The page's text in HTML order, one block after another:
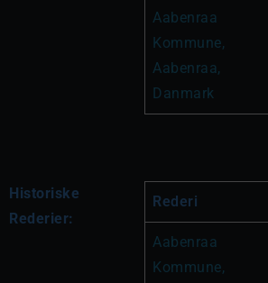
Aabenraa
Kommune,
Aabenraa,
Danmark
Historiske
Rederier:
Rederi
Aabenraa
Kommune,